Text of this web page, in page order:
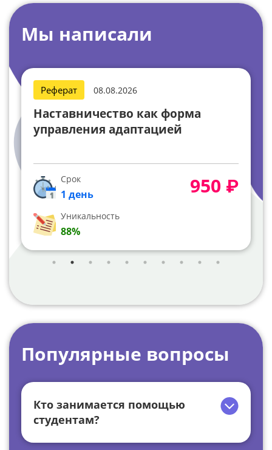
Мы написали
Реферат 08.08.2026
Наставничество как форма
управления адаптацией
Срок
1 день
Уникальность
88%
950 ₽
Популярные вопросы
Кто занимается помощью
студентам?